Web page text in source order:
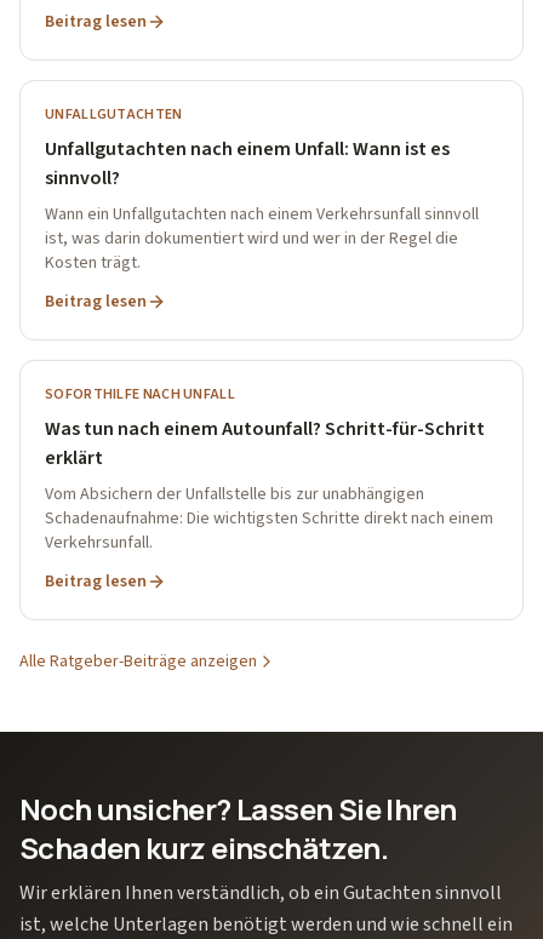
Beitrag lesen
UNFALLGUTACHTEN
Unfallgutachten nach einem Unfall: Wann ist es
sinnvoll?
Wann ein Unfallgutachten nach einem Verkehrsunfall sinnvoll
ist, was darin dokumentiert wird und wer in der Regel die
Kosten trägt.
Beitrag lesen
SOFORTHILFE NACH UNFALL
Was tun nach einem Autounfall? Schritt-für-Schritt
erklärt
Vom Absichern der Unfallstelle bis zur unabhängigen
Schadenaufnahme: Die wichtigsten Schritte direkt nach einem
Verkehrsunfall.
Beitrag lesen
Alle Ratgeber-Beiträge anzeigen
Noch unsicher? Lassen Sie Ihren
Schaden kurz einschätzen.
Wir erklären Ihnen verständlich, ob ein Gutachten sinnvoll
ist, welche Unterlagen benötigt werden und wie schnell ein